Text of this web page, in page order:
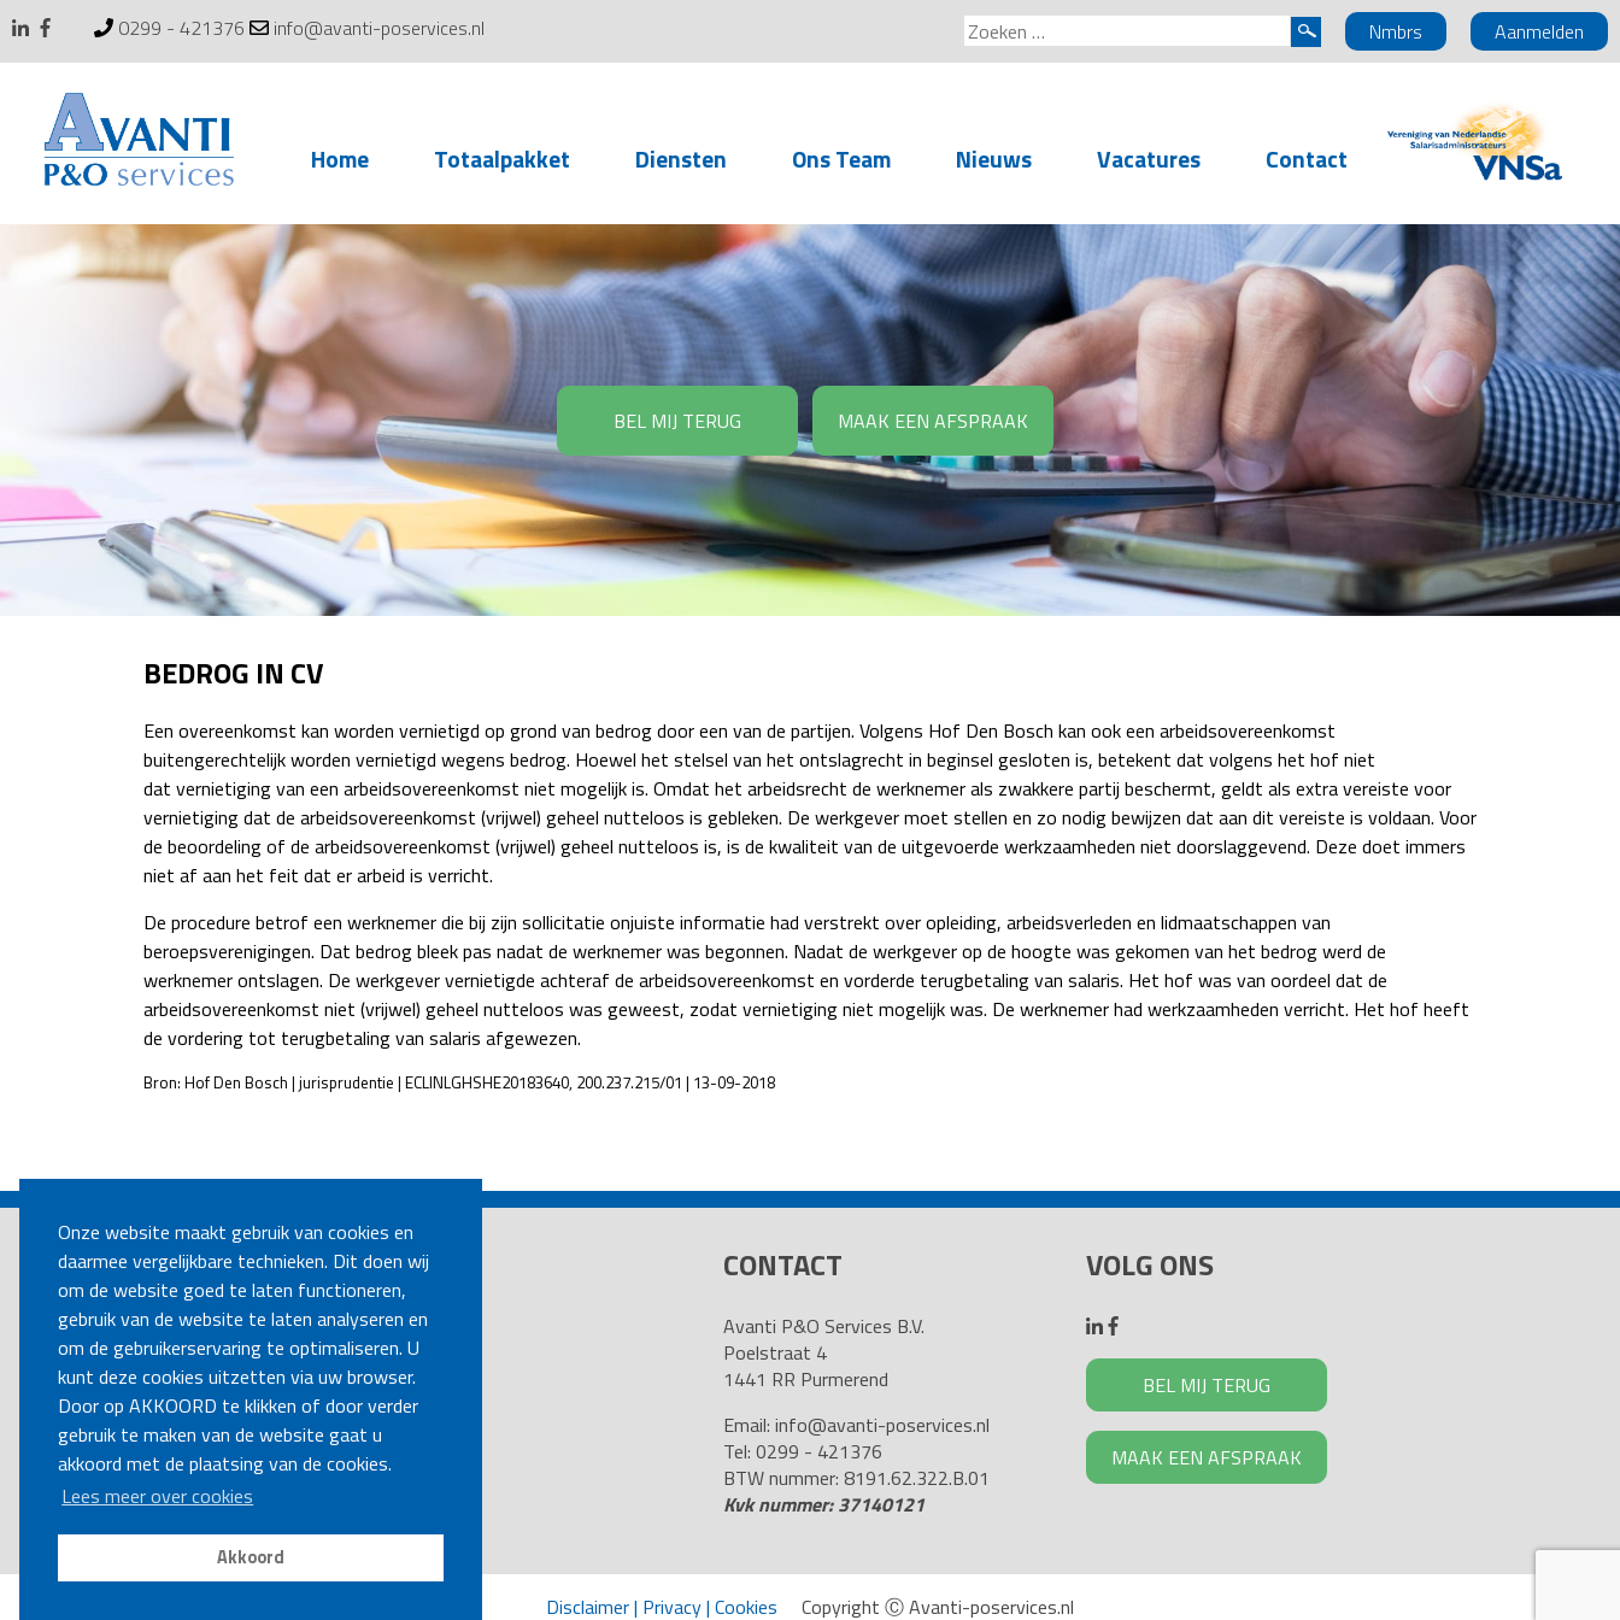
Onze website maakt gebruik van cookies en
daarmee vergelijkbare technieken. Dit doen wij
om de website goed te laten functioneren,
gebruik van de website te laten analyseren en
om de gebruikerservaring te optimaliseren. U
kunt deze cookies uitzetten via uw browser.
Door op AKKOORD te klikken of door verder
gebruik te maken van de website gaat u
akkoord met de plaatsing van de cookies.
Lees meer over cookies
Akkoord
0299 - 421376 info@avanti-poservices.nl Aanmelden
Nmbrs
Zoeken
naar:
Home Totaalpakket Diensten
Service voor
accountants- en
administratiekantoren
Arbeidsrechtelijke
Advisering
Salarisadministratie
Personeelsadministratie
Detachering
Ons Team Nieuws Vacatures Contact
BEL MIJ TERUG MAAK EEN AFSPRAAK
BEDROG IN CV
Een overeenkomst kan worden vernietigd op grond van bedrog door een van de partijen. Volgens Hof Den Bosch kan ook een arbeidsovereenkomst
buitengerechtelijk worden vernietigd wegens bedrog. Hoewel het stelsel van het ontslagrecht in beginsel gesloten is, betekent dat volgens het hof niet
dat vernietiging van een arbeidsovereenkomst niet mogelijk is. Omdat het arbeidsrecht de werknemer als zwakkere partij beschermt, geldt als extra vereiste voor
vernietiging dat de arbeidsovereenkomst (vrijwel) geheel nutteloos is gebleken. De werkgever moet stellen en zo nodig bewijzen dat aan dit vereiste is voldaan. Voor
de beoordeling of de arbeidsovereenkomst (vrijwel) geheel nutteloos is, is de kwaliteit van de uitgevoerde werkzaamheden niet doorslaggevend. Deze doet immers
niet af aan het feit dat er arbeid is verricht.
De procedure betrof een werknemer die bij zijn sollicitatie onjuiste informatie had verstrekt over opleiding, arbeidsverleden en lidmaatschappen van
beroepsverenigingen. Dat bedrog bleek pas nadat de werknemer was begonnen. Nadat de werkgever op de hoogte was gekomen van het bedrog werd de
werknemer ontslagen. De werkgever vernietigde achteraf de arbeidsovereenkomst en vorderde terugbetaling van salaris. Het hof was van oordeel dat de
arbeidsovereenkomst niet (vrijwel) geheel nutteloos was geweest, zodat vernietiging niet mogelijk was. De werknemer had werkzaamheden verricht. Het hof heeft
de vordering tot terugbetaling van salaris afgewezen.
Bron: Hof Den Bosch | jurisprudentie | ECLINLGHSHE20183640, 200.237.215/01 | 13-09-2018
NAVIGATION
CONTACT
Avanti P&O Services B.V.
Poelstraat 4
1441 RR Purmerend
Email: info@avanti-poservices.nl
Tel: 0299 - 421376
BTW nummer: 8191.62.322.B.01
Kvk nummer: 37140121
VOLG ONS
BEL MIJ TERUG
MAAK EEN AFSPRAAK
Disclaimer| Privacy| Cookies Copyright Ⓒ Avanti-poservices.nl